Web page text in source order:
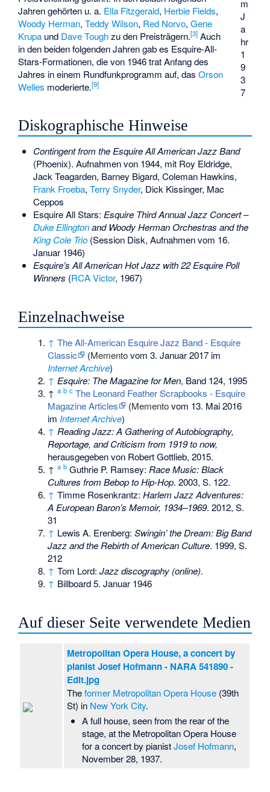
m
J
a
hr
1
9
3
7
Jahren gehörten u. a. Ella Fitzgerald, Herbie Fields,
Woody Herman,Teddy Wilson, Red Norvo,Gene
Krupa und Dave Toughzu den Preisträgern.[3] Auch
in den beiden folgenden Jahren gab es Esquire-All-
Stars-Formationen, die von 1946 trat Anfang des
Jahres in einem Rundfunkprogramm auf, dasOrson
Welles moderierte.[9]
Diskographische Hinweise
Contingent from the Esquire All American Jazz Band
(Phoenix). Aufnahmen von 1944, mit Roy Eldridge,
Jack Teagarden, Barney Bigard, Coleman Hawkins,
Frank Froeba, Terry Snyder, Dick Kissinger, Mac
Ceppos
Esquire All Stars: Esquire Third Annual Jazz Concert –
Duke Ellingtonand Woody Herman Orchestras and the
King Cole Trio(Session Disk, Aufnahmen vom 16.
Januar 1946)
Esquire’s All American Hot Jazz with 22 Esquire Poll
Winners (RCA Victor, 1967)
Einzelnachweise
↑ The All-American Esquire Jazz Band - Esquire
Classic
(Mementovom 3. Januar 2017 im
Internet Archive)
↑ Esquire: The Magazine for Men, Band 124, 1995
↑a b c The Leonard Feather Scrapbooks - Esquire
Magazine Articles
(Mementovom 13. Mai 2016
im Internet Archive)
↑ Reading Jazz: A Gathering of Autobiography,
Reportage, and Criticism from 1919 to now,
herausgegeben von Robert Gottlieb, 2015.
↑a b Guthrie P. Ramsey: Race Music: Black
Cultures from Bebop to Hip-Hop. 2003, S. 122.
↑ Timme Rosenkrantz:Harlem Jazz Adventures:
A European Baron’s Memoir, 1934–1969. 2012, S.
31
↑ Lewis A. Erenberg:Swingin’ the Dream: Big Band
Jazz and the Rebirth of American Culture. 1999, S.
212
↑ Tom Lord:Jazz discography (online).
↑ Billboard 5. Januar 1946
Auf dieser Seite verwendete Medien
Metropolitan Opera House, a concert by
pianist Josef Hofmann - NARA 541890 -
Edit.jpg
Theformer Metropolitan Opera House (39th
St) in New York City.
A full house, seen from the rear of the
stage, at the Metropolitan Opera House
for a concert by pianistJosef Hofmann,
November 28, 1937.